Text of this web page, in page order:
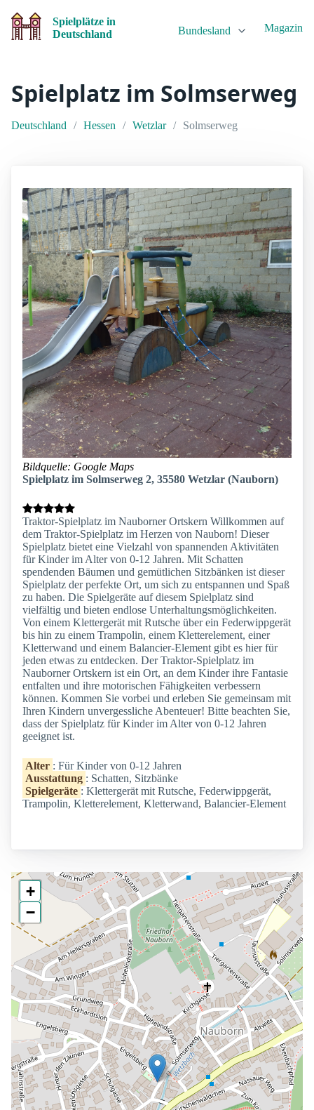
Spielplätze in
Deutschland
Bundesland Magazin
Spielplatz im Solmserweg
Deutschland Hessen Wetzlar Solmserweg
Bildquelle: Google Maps
Spielplatz im Solmserweg 2, 35580 Wetzlar (Nauborn)
Traktor-Spielplatz im Nauborner Ortskern Willkommen auf
dem Traktor-Spielplatz im Herzen von Nauborn! Dieser
Spielplatz bietet eine Vielzahl von spannenden Aktivitäten
für Kinder im Alter von 0-12 Jahren. Mit Schatten
spendenden Bäumen und gemütlichen Sitzbänken ist dieser
Spielplatz der perfekte Ort, um sich zu entspannen und Spaß
zu haben. Die Spielgeräte auf diesem Spielplatz sind
vielfältig und bieten endlose Unterhaltungsmöglichkeiten.
Von einem Klettergerät mit Rutsche über ein Federwippgerät
bis hin zu einem Trampolin, einem Kletterelement, einer
Kletterwand und einem Balancier-Element gibt es hier für
jeden etwas zu entdecken. Der Traktor-Spielplatz im
Nauborner Ortskern ist ein Ort, an dem Kinder ihre Fantasie
entfalten und ihre motorischen Fähigkeiten verbessern
können. Kommen Sie vorbei und erleben Sie gemeinsam mit
Ihren Kindern unvergessliche Abenteuer! Bitte beachten Sie,
dass der Spielplatz für Kinder im Alter von 0-12 Jahren
geeignet ist.
Alter : Für Kinder von 0-12 Jahren
Ausstattung : Schatten, Sitzbänke
Spielgeräte : Klettergerät mit Rutsche, Federwippgerät,
Trampolin, Kletterelement, Kletterwand, Balancier-Element
+
−